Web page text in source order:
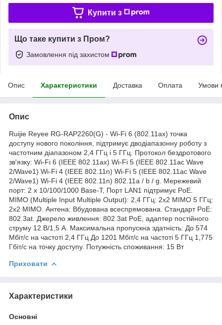
Купити з
Що таке купити з Пром?
Замовлення під захистом
Опис Характеристики Доставка Оплата Умови
Опис
Ruijie Reyee RG-RAP2260(G) - Wi-Fi 6 (802.11ax) точка
доступу нового покоління, підтримує дводіапазонну роботу з
частотним діапазоном 2,4 ГГц і 5 ГГц. Протокол бездротового
зв'язку: Wi-Fi 6 (IEEE 802.11ax) Wi-Fi 5 (IEEE 802.11ac Wave
2/Wave1) Wi-Fi 4 (IEEE 802.11n) Wi-Fi 5 (IEEE 802.11ac Wave
2/Wave1) Wi-Fi 4 (IEEE 802.11n) 802.11a / b / g. Мережевий
порт: 2 x 10/100/1000 Base-T, Порт LAN1 підтримує PoE.
MIMO (Multiple Input Multiple Output): 2,4 ГГц: 2x2 MIMO 5 ГГц:
2x2 MIMO. Антена: Вбудована всеспрямована. Стандарт PoE:
802.3at. Джерело живлення: 802.3at PoE, адаптер постійного
струму 12 В/1,5 А. Максимальна пропускна здатність: До 574
Мбіт/с на частоті 2,4 ГГц До 1201 Мбіт/с на частоті 5 ГГц 1,775
Гбіт/с на точку доступу. Потужність споживання: 15 Вт
Приховати
Характеристики
Основні